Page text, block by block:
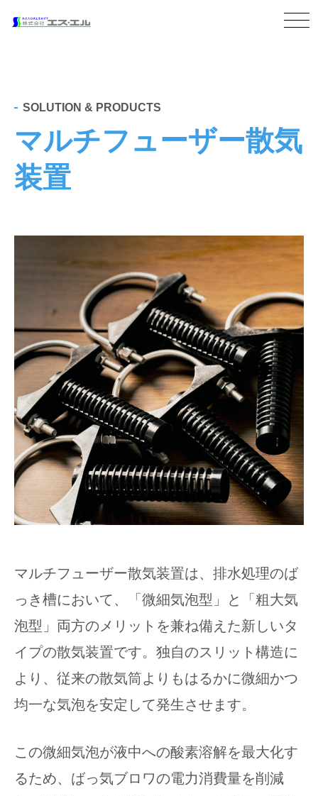
SOLUTION & PRODUCTS
マルチフューザー散気
装置
マルチフューザー散気装置は、排水処理のば
っき槽において、「微細気泡型」と「粗大気
泡型」両方のメリットを兼ね備えた新しいタ
イプの散気装置です。独自のスリット構造に
より、従来の散気筒よりもはるかに微細かつ
均一な気泡を安定して発生させます。
この微細気泡が液中への酸素溶解を最大化す
るため、ばっ気ブロワの電力消費量を削減